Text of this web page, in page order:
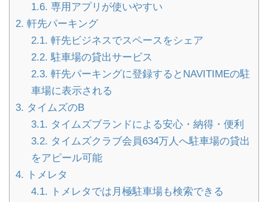
1.6. 専用アプリが使いやすい
2. 軒先パーキング
2.1. 軒先ビジネスでスペースをシェア
2.2. 駐車場の貸出サービス
2.3. 軒先パーキングに登録するとNAVITIMEの駐
車場に表示される
3. タイムズのB
3.1. タイムズブランドによる安心・納得・便利
3.2. タイムズクラブ会員634万人へ駐車場の貸出
をアピール可能
4. トメレタ
4.1. トメレタでは月極駐車場も検索できる